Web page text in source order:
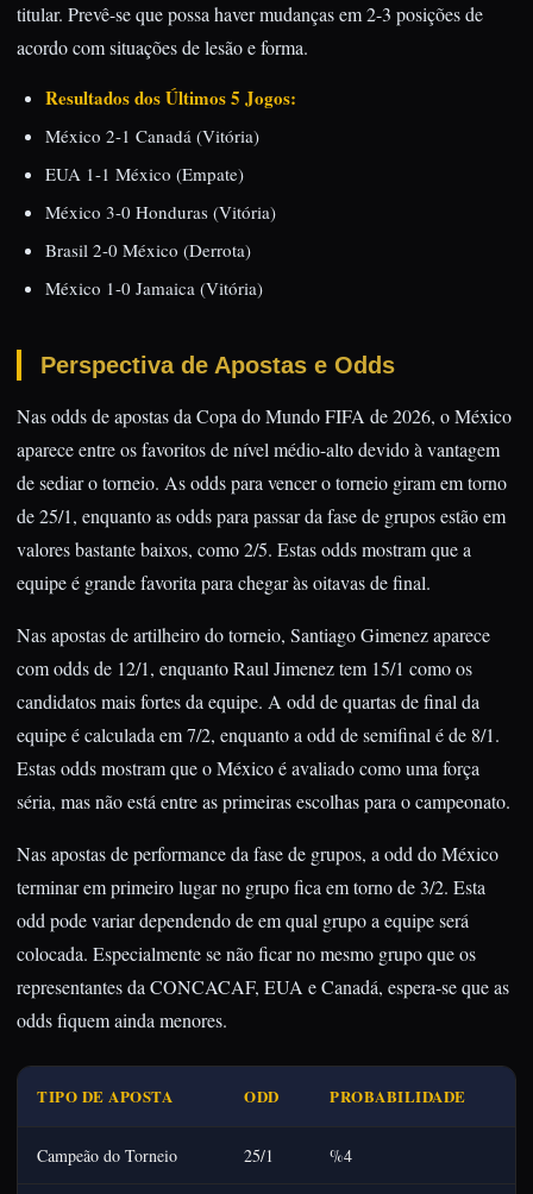
titular. Prevê-se que possa haver mudanças em 2-3 posições de
acordo com situações de lesão e forma.
Resultados dos Últimos 5 Jogos:
México 2-1 Canadá (Vitória)
EUA 1-1 México (Empate)
México 3-0 Honduras (Vitória)
Brasil 2-0 México (Derrota)
México 1-0 Jamaica (Vitória)
Perspectiva de Apostas e Odds
Nas odds de apostas da Copa do Mundo FIFA de 2026, o México
aparece entre os favoritos de nível médio-alto devido à vantagem
de sediar o torneio. As odds para vencer o torneio giram em torno
de 25/1, enquanto as odds para passar da fase de grupos estão em
valores bastante baixos, como 2/5. Estas odds mostram que a
equipe é grande favorita para chegar às oitavas de final.
Nas apostas de artilheiro do torneio, Santiago Gimenez aparece
com odds de 12/1, enquanto Raul Jimenez tem 15/1 como os
candidatos mais fortes da equipe. A odd de quartas de final da
equipe é calculada em 7/2, enquanto a odd de semifinal é de 8/1.
Estas odds mostram que o México é avaliado como uma força
séria, mas não está entre as primeiras escolhas para o campeonato.
Nas apostas de performance da fase de grupos, a odd do México
terminar em primeiro lugar no grupo fica em torno de 3/2. Esta
odd pode variar dependendo de em qual grupo a equipe será
colocada. Especialmente se não ficar no mesmo grupo que os
representantes da CONCACAF, EUA e Canadá, espera-se que as
odds fiquem ainda menores.
TIPO DE APOSTA ODD PROBABILIDADE
Campeão do Torneio 25/1 %4